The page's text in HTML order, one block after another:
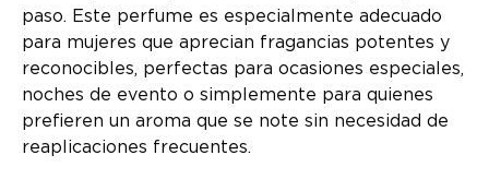
paso. Este perfume es especialmente adecuado
para mujeres que aprecian fragancias potentes y
reconocibles, perfectas para ocasiones especiales,
noches de evento o simplemente para quienes
prefieren un aroma que se note sin necesidad de
reaplicaciones frecuentes.